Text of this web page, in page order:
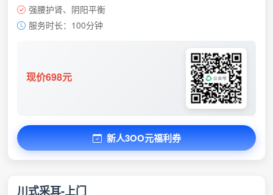
强腰护肾、阴阳平衡
服务时长：100分钟
现价698元
新人3OO元福利券
川式采耳-上门